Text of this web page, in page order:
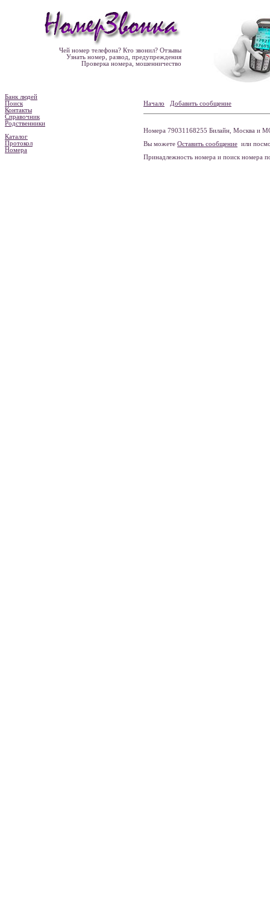
Чей номер телефона? Кто звонил? Отзывы
Узнать номер, развод, предупреждения
Проверка номера, мошенничество
Банк людей
Поиск
Контакты
Справочник
Родственники
Каталог
Протокол
Номера
Начало Добавить сообщение
Номера 79031168255 Билайн, Москва и
Вы можете Оставить сообщение или
Принадлежность номера и поиск номера